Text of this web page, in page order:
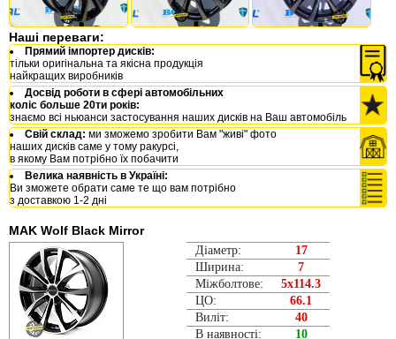
Наші переваги:
Прямий імпортер дисків:
тільки оригінальна та якісна продукція
найкращих виробників
Досвід роботи в сфері автомобільних
коліс больше 20ти років:
знаємо всі ньюанси застосування наших дисків на Ваш автомобіль
Свій склад: ми зможемо зробити Вам "живі" фото
наших дисків саме у тому ракурсі,
в якому Вам потрібно їх побачити
Велика наявність в Україні:
Ви зможете обрати саме те що вам потрібно
з доставкою 1-2 дні
MAK Wolf Black Mirror
Діаметр:
17
Ширина:
7
Міжболтове:
5x114.3
ЦО:
66.1
Виліт:
40
В наявності:
10